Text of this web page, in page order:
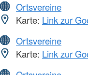
Ortsvereine
Karte: Link zur
Ortsvereine
Karte: Link zur